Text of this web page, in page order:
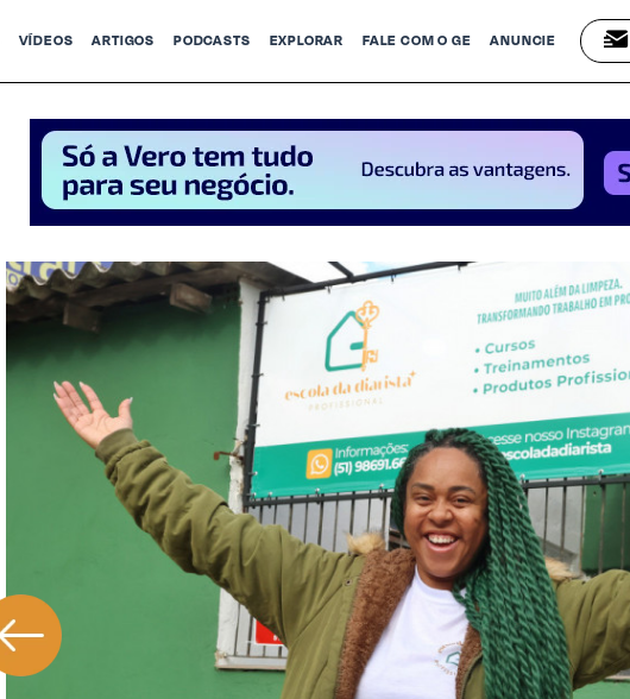
VÍDEOS ARTIGOS PODCASTS EXPLORAR FALE COM O GE ANUNCIE